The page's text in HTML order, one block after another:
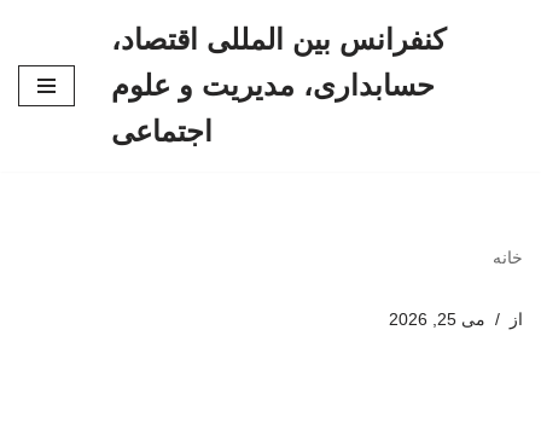
کنفرانس بین المللی اقتصاد،
حسابداری، مدیریت و علوم
اجتماعی
خانه
از می 25, 2026